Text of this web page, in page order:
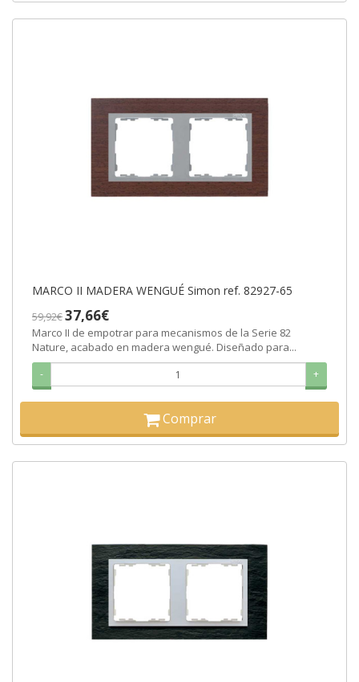
MARCO II MADERA WENGUÉ Simon ref. 82927-65
59,92€37,66€
Marco II de empotrar para mecanismos de la Serie 82
Nature, acabado en madera wengué. Diseñado para...
- +
Comprar